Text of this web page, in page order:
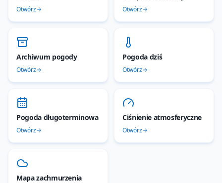
Otwórz Otwórz
Archiwum pogody
Otwórz
Pogoda dziś
Otwórz
Pogoda długoterminowa
Otwórz
Ciśnienie atmosferyczne
Otwórz
Mapa zachmurzenia